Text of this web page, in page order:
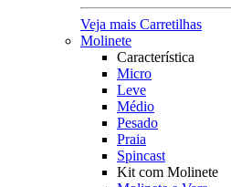
Veja mais Carretilhas
Molinete
Característica
Micro
Leve
Médio
Pesado
Praia
Spincast
Kit com Molinete